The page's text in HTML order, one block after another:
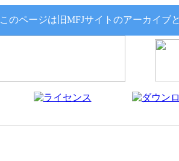
このページは旧MFJサイトのアーカイブ